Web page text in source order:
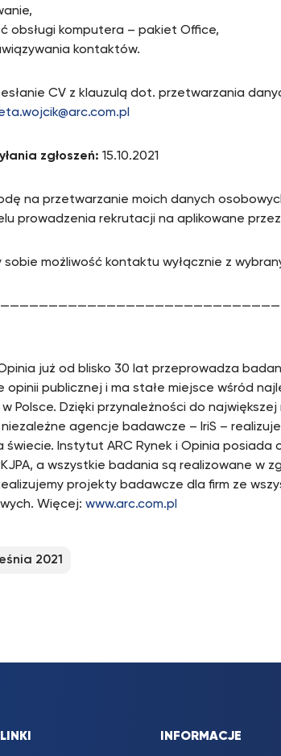
obsługi komputera – pakiet Office,
kontaktów.
CV z klauzulą dot. przetwarzania
zgłoszeń: 15.10.2021
na przetwarzanie moich danych
prowadzenia rekrutacji na aplikowane
sobie możliwość kontaktu wyłącznie z
już od blisko 30 lat przeprowadza
opinii publicznej i ma stałe miejsce wśród
Polsce. Dzięki przynależności do
agencje badawcze – IriS –
świecie. Instytut ARC Rynek i Opinia
a wszystkie badania są realizowane w
projekty badawcze dla firm ze
Więcej: www.arc.com.pl
2021
INFORMACJE